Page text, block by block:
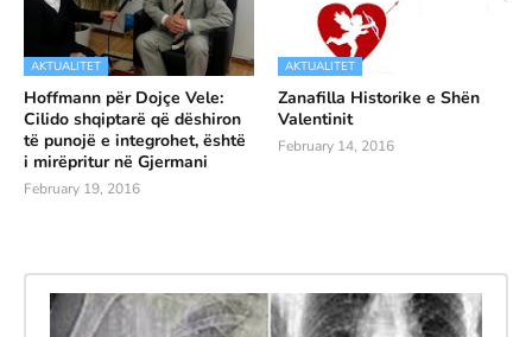
AKTUALITET
Hoffmann për Dojçe Vele:
Cilido shqiptarë që dëshiron
të punojë e integrohet, është
i mirëpritur në Gjermani
February 19, 2016
AKTUALITET
Zanafilla Historike e Shën
Valentinit
February 14, 2016